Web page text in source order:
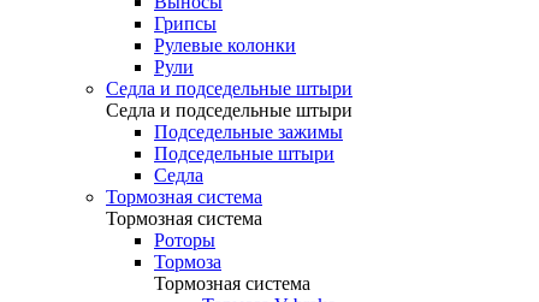
Грипсы
Рулевые колонки
Рули
Седла и подседельные штыри
Седла и подседельные штыри
Подседельные зажимы
Подседельные штыри
Седла
Тормозная система
Тормозная система
Роторы
Тормоза
Тормозная система